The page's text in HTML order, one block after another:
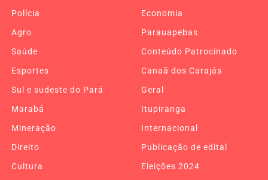
Polícia
Economia
Agro
Parauapebas
Saúde
Conteúdo Patrocinado
Esportes
Canaã dos Carajás
Sul e sudeste do Pará
Geral
Marabá
Itupiranga
Mineração
Internacional
Direito
Publicação de edital
Cultura
Eleições 2024